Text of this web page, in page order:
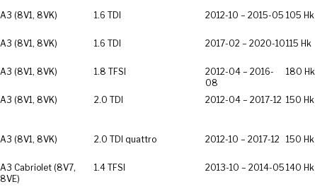
A3 (8V1, 8VK) 1.6 TDI 2012-10 – 2015-05 105 Hk
A3 (8V1, 8VK) 1.6 TDI 2017-02 – 2020-10115 Hk
A3 (8V1, 8VK) 1.8 TFSI
2012-04 – 2016-
08
180 Hk
A3 (8V1, 8VK) 2.0 TDI 2012-04 – 2017-12 150 Hk
A3 (8V1, 8VK) 2.0 TDI quattro 2012-10 – 2017-12 150 Hk
A3 Cabriolet (8V7,
8VE)
1.4 TFSI 2013-10 – 2014-05 140 Hk